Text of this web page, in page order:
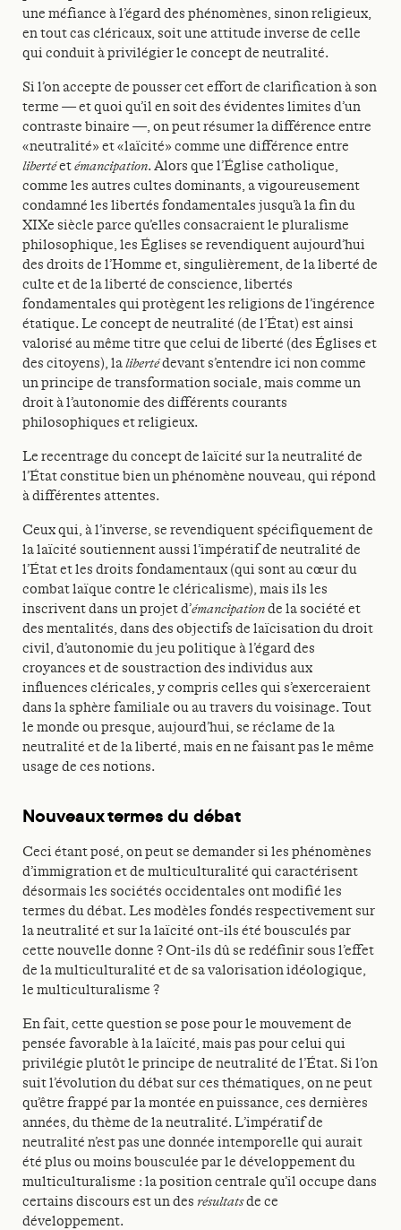
une méfiance à l’égard des phénomènes, sinon religieux,
en tout cas cléricaux, soit une attitude inverse de celle
qui conduit à privilégier le concept de neutralité.
Si l’on accepte de pousser cet effort de clarification à son
terme — et quoi qu’il en soit des évidentes limites d’un
contraste binaire —, on peut résumer la différence entre
«neutralité» et «laïcité» comme une différence entre
libertéetémancipation. Alors que l’Église catholique,
comme les autres cultes dominants, a vigoureusement
condamné les libertés fondamentales jusqu’à la fin du
XIXe siècle parce qu’elles consacraient le pluralisme
philosophique, les Églises se revendiquent aujourd’hui
des droits de l’Homme et, singulièrement, de la liberté de
culte et de la liberté de conscience, libertés
fondamentales qui protègent les religions de l’ingérence
étatique. Le concept de neutralité (de l’État) est ainsi
valorisé au même titre que celui de liberté (des Églises et
des citoyens), lalibertédevant s’entendre ici non comme
un principe de transformation sociale, mais comme un
droit à l’autonomie des différents courants
philosophiques et religieux.
Le recentrage du concept de laïcité sur la neutralité de
l’État constitue bien un phénomène nouveau, qui répond
à différentes attentes.
Ceux qui, à l’inverse, se revendiquent spécifiquement de
la laïcité soutiennent aussi l’impératif de neutralité de
l’État et les droits fondamentaux (qui sont au cœur du
combat laïque contre le cléricalisme), mais ils les
inscrivent dans un projet d’émancipationde la société et
des mentalités, dans des objectifs de laïcisation du droit
civil, d’autonomie du jeu politique à l’égard des
croyances et de soustraction des individus aux
influences cléricales, y compris celles qui s’exerceraient
dans la sphère familiale ou au travers du voisinage. Tout
le monde ou presque, aujourd’hui, se réclame de la
neutralité et de la liberté, mais en ne faisant pas le même
usage de ces notions.
Nouveaux termes du débat
Ceci étant posé, on peut se demander si les phénomènes
d’immigration et de multiculturalité qui caractérisent
désormais les sociétés occidentales ont modifié les
termes du débat. Les modèles fondés respectivement sur
la neutralité et sur la laïcité ont-ils été bousculés par
cette nouvelle donne ? Ont-ils dû se redéfinir sous l’effet
de la multiculturalité et de sa valorisation idéologique,
le multiculturalisme ?
En fait, cette question se pose pour le mouvement de
pensée favorable à la laïcité, mais pas pour celui qui
privilégie plutôt le principe de neutralité de l’État. Si l’on
suit l’évolution du débat sur ces thématiques, on ne peut
qu’être frappé par la montée en puissance, ces dernières
années, du thème de la neutralité. L’impératif de
neutralité n’est pas une donnée intemporelle qui aurait
été plus ou moins bousculée par le développement du
multiculturalisme : la position centrale qu’il occupe dans
certains discours est un des résultatsde ce
développement.